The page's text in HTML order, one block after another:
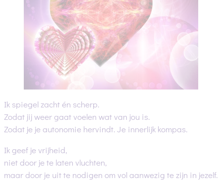
Ik spiegel zacht én scherp.
Zodat jij weer gaat voelen wat van jou is.
Zodat je je autonomie hervindt. Je innerlijk kompas.
Ik geef je vrijheid,
niet door je te laten vluchten,
maar door je uit te nodigen om vol aanwezig te zijn in jezelf.